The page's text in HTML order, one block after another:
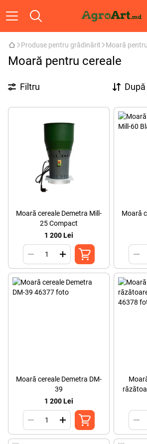
Produse pentru grădinărit Moară
Moară pentru cereale
Filtru
Moară cereale Demetra Mill-
25 Compact
1 200 Lei
Moară
Moară cereale Demetra DM-
39
1 200 Lei